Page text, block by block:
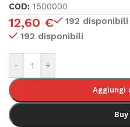
COD: 1500000
12,60 €
192 disponibili
192 disponibili
- +
Aggiungi